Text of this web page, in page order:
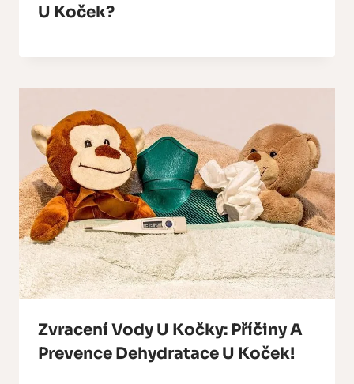
U Koček?
Zvracení Vody U Kočky: Příčiny A
Prevence Dehydratace U Koček!